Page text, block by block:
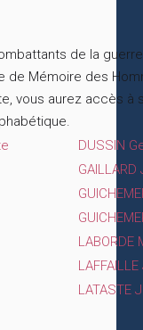
de la
de Mémoire des
vous aurez accès à
DUSSIN
LABORDE
LATASTE